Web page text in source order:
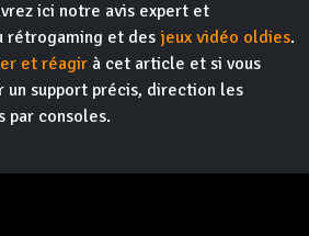
ici notre avis expert et
rétrogaming et des jeux vidéo oldies.
et réagir à cet article et si vous
un support précis, direction les
par consoles.